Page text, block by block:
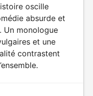
oscille
absurde et
Un monologue
et une
contrastent